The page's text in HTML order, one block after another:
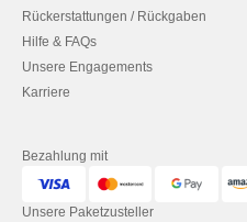
Rückerstattungen / Rückgaben
Hilfe & FAQs
Unsere Engagements
Karriere
Bezahlung mit
Unsere Paketzusteller